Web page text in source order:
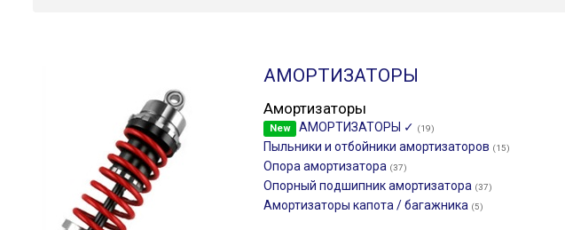
АМОРТИЗАТОРЫ
Амортизаторы
New АМОРТИЗАТОРЫ ✓ (19)
Пыльники и отбойники амортизаторов (15)
Опора амортизатора (37)
Опорный подшипник амортизатора (37)
Амортизаторы капота / багажника (5)